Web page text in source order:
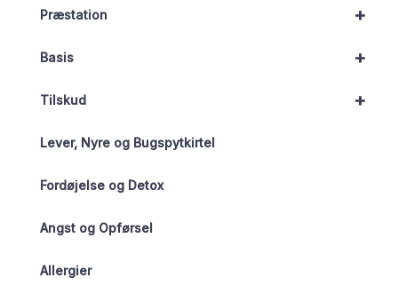
+
Præstation
+
Basis
+
Tilskud
Lever, Nyre og Bugspytkirtel
Fordøjelse og Detox
Angst og Opførsel
Allergier